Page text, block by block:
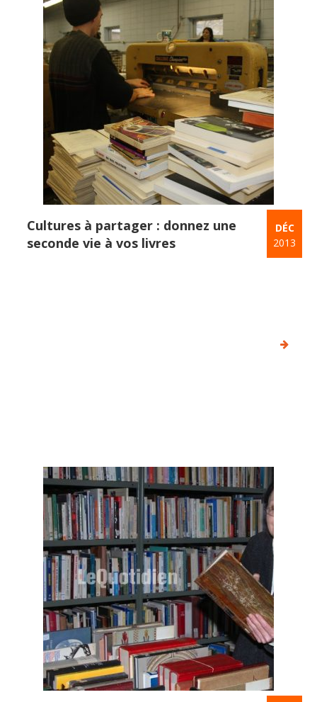
Cultures à partager : donnez une
seconde vie à vos livres
DÉC
2013